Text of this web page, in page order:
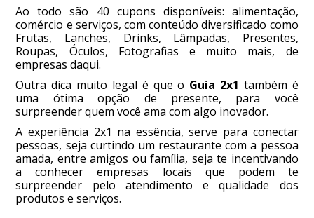
Ao todo são 40 cupons disponíveis: alimentação,
comércio e serviços, com conteúdo diversificado como
Frutas, Lanches, Drinks, Lâmpadas, Presentes,
Roupas, Óculos, Fotografias e muito mais, de
empresas daqui.
Outra dica muito legal é que o Guia 2x1 também é
uma ótima opção de presente, para você
surpreender quem você ama com algo inovador.
A experiência 2x1 na essência, serve para conectar
pessoas, seja curtindo um restaurante com a pessoa
amada, entre amigos ou família, seja te incentivando
a conhecer empresas locais que podem te
surpreender pelo atendimento e qualidade dos
produtos e serviços.